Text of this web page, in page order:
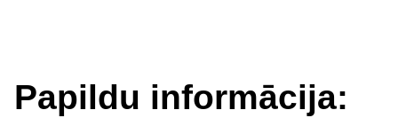
Papildu informācija: